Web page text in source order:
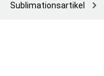
Sublimationsartikel